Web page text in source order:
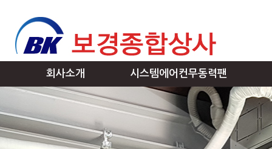
회사소개 시스템에어컨무동력팬